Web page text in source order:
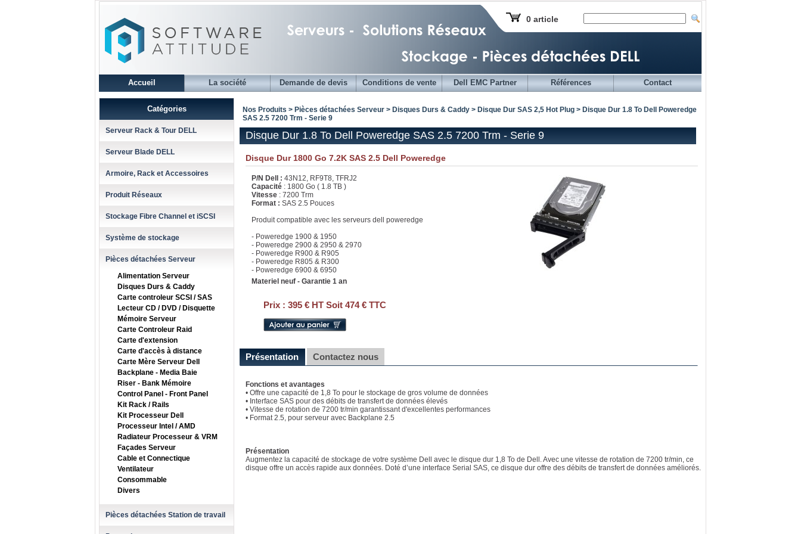
0 article
Accueil La société Demande de devis Conditions de vente Dell EMC Partner Références Contact
Catégories
Serveur Rack & Tour DELL
Serveur Blade DELL
Armoire, Rack et Accessoires
Produit Réseaux
Stockage Fibre Channel et iSCSI
Système de stockage
Pièces détachées Serveur
Alimentation Serveur
Disques Durs & Caddy
Carte controleur SCSI / SAS
Lecteur CD / DVD / Disquette
Mémoire Serveur
Carte Controleur Raid
Carte d'extension
Carte d'accès à distance
Carte Mère Serveur Dell
Backplane - Media Baie
Riser - Bank Mémoire
Control Panel - Front Panel
Kit Rack / Rails
Kit Processeur Dell
Processeur Intel / AMD
Radiateur Processeur & VRM
Façades Serveur
Cable et Connectique
Ventilateur
Consommable
Divers
Pièces détachées Station de travail
Nos Produits > Pièces détachées Serveur > Disques Durs & Caddy > Disque Dur SAS 2,5 Hot Plug > Disque Dur 1.8 To Dell Poweredge
SAS 2.5 7200 Trm - Serie 9
Disque Dur 1.8 To Dell Poweredge SAS 2.5 7200 Trm - Serie 9
Disque Dur 1800 Go 7.2K SAS 2.5 Dell Poweredge
P/N Dell : 43N12, RF9T8, TFRJ2
Capacité : 1800 Go ( 1.8 TB )
Vitesse : 7200 Trm
Format : SAS 2.5 Pouces
Produit compatible avec les serveurs dell poweredge
- Poweredge 1900 & 1950
- Poweredge 2900 & 2950 & 2970
- Poweredge R900 & R905
- Poweredge R805 & R300
- Poweredge 6900 & 6950
Materiel neuf - Garantie 1 an
Prix : 395 € HT Soit 474 € TTC
Présentation Contactez nous
Fonctions et avantages
• Offre une capacité de 1,8 To pour le stockage de gros volume de données
• Interface SAS pour des débits de transfert de données élevés
• Vitesse de rotation de 7200 tr/min garantissant d'excellentes performances
• Format 2.5, pour serveur avec Backplane 2.5
Présentation
Augmentez la capacité de stockage de votre système Dell avec le disque dur 1,8 To de Dell. Avec une vitesse de rotation de 7200 tr/min, ce
disque offre un accès rapide aux données. Doté d’une interface Serial SAS, ce disque dur offre des débits de transfert de données améliorés.